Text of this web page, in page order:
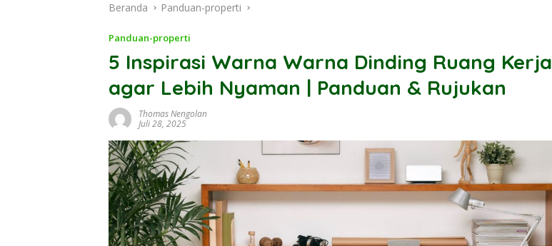
Beranda Panduan-properti
Panduan-properti
5 Inspirasi Warna Warna Dinding Ruang Kerja
agar Lebih Nyaman | Panduan & Rujukan
Thomas Nengolan
Juli 28, 2025